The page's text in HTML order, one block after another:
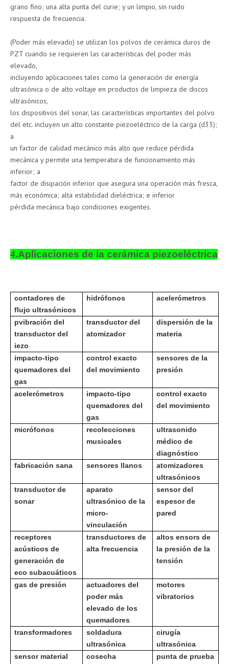
grano fino; una alta punta del curie; y un limpio, sin ruido
respuesta de frecuencia.
(Poder más elevado) se utilizan los polvos de cerámica duros de
PZT cuando se requieren las características del poder más
elevado,
incluyendo aplicaciones tales como la generación de energía
ultrasónica o de alto voltaje en productos de limpieza de discos
ultrasónicos,
los dispositivos del sonar, las características importantes del polvo
del etc. incluyen un alto constante piezoeléctrico de la carga (d33);
a
un factor de calidad mecánico más alto que reduce pérdida
mecánica y permite una temperatura de funcionamiento más
inferior; a
factor de disipación inferior que asegura una operación más fresca,
más económica; alta estabilidad dieléctrica; e inferior
pérdida mecánica bajo condiciones exigentes.
4.Aplicaciones de la cerámica piezoeléctrica
contadores de
flujo ultrasónicos
hidrófonos acelerómetros
pvibración del
transductor del
iezo
transductor del
atomizador
dispersión de la
materia
impacto-tipo
quemadores del
gas
control exacto
del movimiento
sensores de la
presión
acelerómetros
impacto-tipo
quemadores del
gas
control exacto
del movimiento
micrófonos
recolecciones
musicales
ultrasonido
médico de
diagnóstico
fabricación sana
sensores llanos
atomizadores
ultrasónicos
transductor de
sonar
aparato
ultrasónico de la
micro-
vinculación
sensor del
espesor de
pared
receptores
acústicos de
generación de
eco subacuáticos
transductores de
alta frecuencia
altos ensors de
la presión de la
tensión
gas de presión
actuadores del
poder más
elevado de los
quemadores
motores
vibratorios
transformadores
soldadura
ultrasónica
cirugía
ultrasónica
sensor material
cosecha punta de prueba